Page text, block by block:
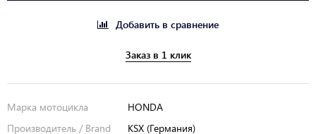
Добавить в сравнение
Заказ в 1 клик
Марка мотоцикла
HONDA
Производитель / Brand
KSX (Германия)